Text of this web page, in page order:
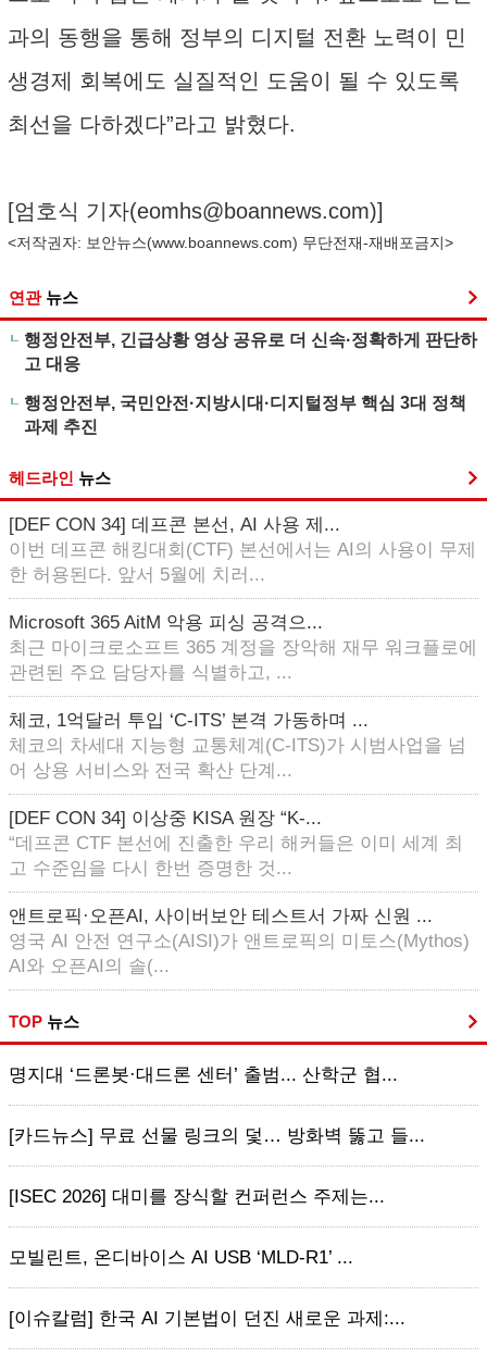
과의 동행을 통해 정부의 디지털 전환 노력이 민
생경제 회복에도 실질적인 도움이 될 수 있도록
최선을 다하겠다”라고 밝혔다.
[엄호식 기자(eomhs@boannews.com)]
<저작권자: 보안뉴스(www.boannews.com) 무단전재-재배포금지>
연관 뉴스
행정안전부, 긴급상황 영상 공유로 더 신속·정확하게 판단하
고 대응
행정안전부, 국민안전·지방시대·디지털정부 핵심 3대 정책
과제 추진
헤드라인 뉴스
[DEF CON 34] 데프콘 본선, AI 사용 제...
이번 데프콘 해킹대회(CTF) 본선에서는 AI의 사용이 무제
한 허용된다. 앞서 5월에 치러...
Microsoft 365 AitM 악용 피싱 공격으...
최근 마이크로소프트 365 계정을 장악해 재무 워크플로에
관련된 주요 담당자를 식별하고, ...
체코, 1억달러 투입 ‘C-ITS’ 본격 가동하며 ...
체코의 차세대 지능형 교통체계(C-ITS)가 시범사업을 넘
어 상용 서비스와 전국 확산 단계...
[DEF CON 34] 이상중 KISA 원장 “K-...
“데프콘 CTF 본선에 진출한 우리 해커들은 이미 세계 최
고 수준임을 다시 한번 증명한 것...
앤트로픽·오픈AI, 사이버보안 테스트서 가짜 신원 ...
영국 AI 안전 연구소(AISI)가 앤트로픽의 미토스(Mythos)
AI와 오픈AI의 솔(...
TOP 뉴스
명지대 ‘드론봇·대드론 센터’ 출범... 산학군 협...
[카드뉴스] 무료 선물 링크의 덫… 방화벽 뚫고 들...
[ISEC 2026] 대미를 장식할 컨퍼런스 주제는...
모빌린트, 온디바이스 AI USB ‘MLD-R1’ ...
[이슈칼럼] 한국 AI 기본법이 던진 새로운 과제:...